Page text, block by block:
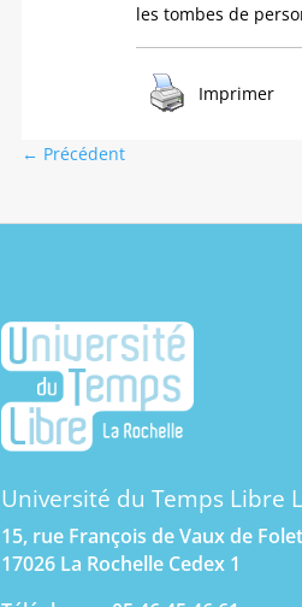
les tombes de
Imprimer
← Précédent
Université du Temps Libre
15, rue François de Vaux de
17026 La Rochelle Cedex 1